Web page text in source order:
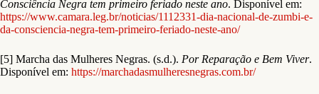
Consciência Negra tem primeiro feriado neste ano. Disponível em:
https://www.camara.leg.br/noticias/1112331-dia-nacional-de-zumbi-e-
da-consciencia-negra-tem-primeiro-feriado-neste-ano/
[5] Marcha das Mulheres Negras. (s.d.). Por Reparação e Bem Viver.
Disponível em: https://marchadasmulheresnegras.com.br/